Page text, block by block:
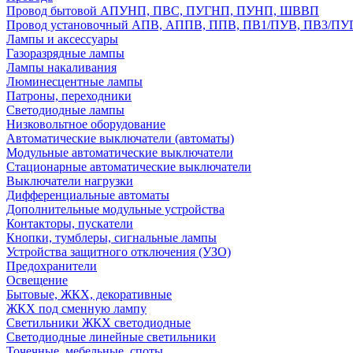
Провод бытовой АПУНП, ПВС, ПУГНП, ПУНП, ШВВП
Провод установочный АПВ, АППВ, ППВ, ПВ1/ПУВ, ПВ3/
Лампы и аксессуары
Газоразрядные лампы
Лампы накаливания
Люминесцентные лампы
Патроны, переходники
Светодиодные лампы
Низковольтное оборудование
Автоматические выключатели (автоматы)
Модульные автоматические выключатели
Стационарные автоматические выключатели
Выключатели нагрузки
Дифференциальные автоматы
Дополнительные модульные устройства
Контакторы, пускатели
Кнопки, тумблеры, сигнальные лампы
Устройства защитного отключения (УЗО)
Предохранители
Освещение
Бытовые, ЖКХ, декоративные
ЖКХ под сменную лампу
Светильники ЖКХ светодиодные
Светодиодные линейные светильники